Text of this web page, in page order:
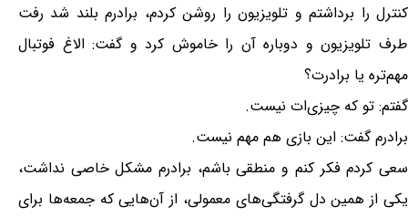
کنترل را برداشتم و تلویزیون را روشن کردم، برادرم بلند شد رفت
طرف تلویزیون و دوباره آن را خاموش کرد و گفت: الاغ فوتبال
مهم‌تره یا برادرت؟
گفتم: تو که چیزی‌ات نیست.
برادرم گفت: این بازی هم مهم نیست.
‌سعی کردم فکر کنم و منطقی باشم، برادرم مشکل خاصی نداشت،
یکی از همین دل گرفتگی‌های معمولی، از آن‌هایی که جمعه‌ها برای